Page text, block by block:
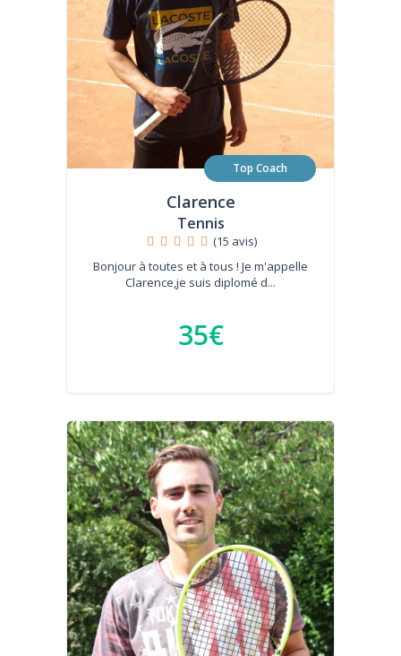
Top Coach
Clarence
Tennis
(15 avis)
Bonjour à toutes et à tous ! Je m'appelle
Clarence,je suis diplomé d...
35€